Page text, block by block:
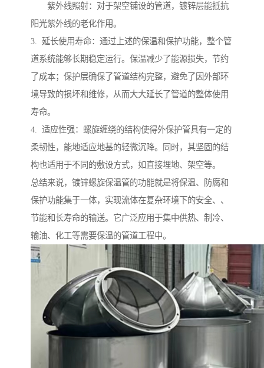
紫外线照射：对于架空铺设的管道，镀锌层能抵抗
阳光紫外线的老化作用。
3. 延长使用寿命：通过上述的保温和保护功能，整个管
道系统能够长期稳定运行。保温减少了能源损失，节约
了成本；保护层确保了管道结构完整，避免了因外部环
境导致的损坏和维修，从而大大延长了管道的整体使用
寿命。
4. 适应性强：螺旋缠绕的结构使得外保护管具有一定的
柔韧性，能地适应地基的轻微沉降。同时，其坚固的结
构也适用于不同的敷设方式，如直接埋地、架空等。
总结来说，镀锌螺旋保温管的功能就是将保温、防腐和
保护功能集于一体，实现流体在复杂环境下的安全、、
节能和长寿命的输送。它广泛应用于集中供热、制冷、
输油、化工等需要保温的管道工程中。